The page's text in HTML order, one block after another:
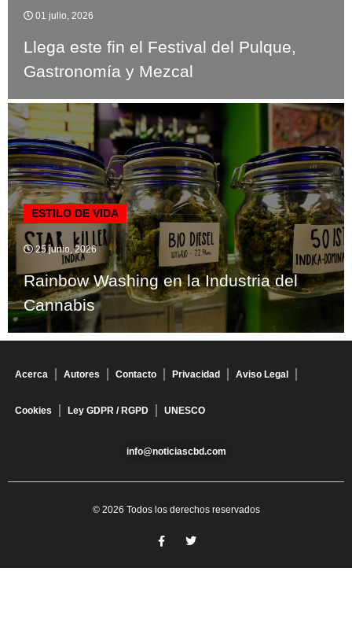
01 julio, 2026
Llega este fin el Festival del Pulque,
Gastronomía y Mezcal
ESTILO DE VIDA
25 junio, 2026
Rainbow Washing en la Industria del
Cannabis
Acerca Autores Contacto Privacidad Aviso Legal
Cookies Ley GDPR / RGPD UNESCO
info@noticiascbd.com
© 2026 Todos los derechos reservados